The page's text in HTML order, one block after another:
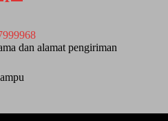
dan alamat pengiriman